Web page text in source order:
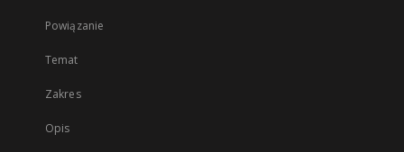
Powiązanie
Temat
Zakres
Opis